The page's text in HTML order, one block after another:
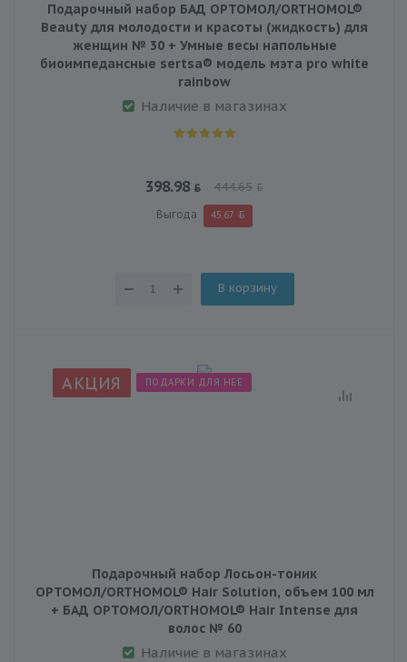
Подарочный набор БАД ОРТОМОЛ/ORTHOMOL®
Beauty для молодости и красоты (жидкость) для
женщин № 30 + Умные весы напольные
биоимпедансные sertsa® модель мэта pro white
rainbow
Наличие в магазинах
398.98 444.65
Выгода 45.67
В корзину
АКЦИЯ ПОДАРКИ ДЛЯ НЕЕ
Подарочный набор Лосьон-тоник
ОРТОМОЛ/ORTHOMOL® Hair Solution, объем 100 мл
+ БАД ОРТОМОЛ/ORTHOMOL® Hair Intense для
волос № 60
Наличие в магазинах